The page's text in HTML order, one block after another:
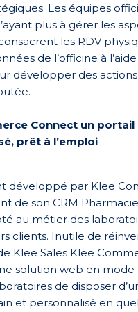
Les équipes
plus à gérer les
les RDV
de l’officine à
développer des
Connect un portail
prêt à l’emploi
développé par Klee
de son CRM
au métier des
clients. Inutile de
Klee Sales Klee
solution web en mode
de disposer
et personnalisé en